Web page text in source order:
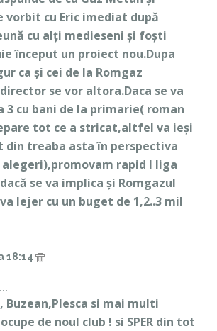
vorbit cu Eric imediat după
cu alți medieseni și foști
început un proiect nou.Dupa
ca și cei de la Romgaz
se vor altora.Daca se va
3 cu bani de la primarie( roman
tot ce a stricat,altfel va ieși
treaba asta în perspectiva
rapid I liga
se va implica și Romgazul
lejer cu un buget de 1,2..3 mil
18:14
Buzean,Plesca si mai multi
de noul club ! si SPER din tot